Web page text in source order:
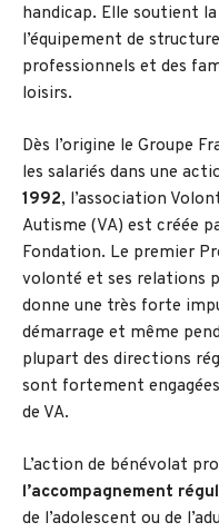
handicap. Elle soutient
l’équipement de
professionnels et des
loisirs.
Dès l’origine le Groupe
les salariés dans une
1992, l’association
Autisme (VA) est créée
Fondation. Le premier
volonté et ses relations
donne une très forte
démarrage et même
plupart des directions
sont fortement
de VA.
L’action de bénévolat
l’accompagnement
de l’adolescent ou de